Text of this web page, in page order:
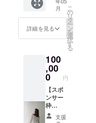
力を再
れる存
在であ
という
気持ち
で作り
まし
た。
物語を
掘り下
代のジ
ゼルと
の舞を
作り上
げま
す。 映
像は5月
ごろに
配信予
定、支
合わせ
るのも
よし、
柄物を
し、 日
常使い
も、そ
レガン
トなお
出かけ
日にも
のアイ
テムの
説明に
ついて
ターン
ページ
をご覧
くださ
い。 ※
シース
ルー
トップ
と思っ
てくだ
さる方
へ。 ス
ポン
ンライ
ンパ
フォー
マン
ス"Gise
lle"の動
画の最
後に会
月
詳細を見る
こ
の
リ
タ
ー
ン
を
選
択
す
る
100
,00
0 円
【スポ
ンサー
枠
Lily】支援